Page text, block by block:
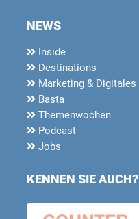
NEWS
Inside
Destinations
Marketing & Digitales
Basta
Themenwochen
Podcast
Jobs
KENNEN SIE AUCH?